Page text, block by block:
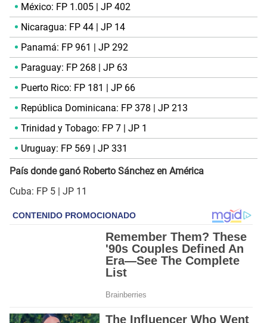
México: FP 1.005 | JP 402
Nicaragua: FP 44 | JP 14
Panamá: FP 961 | JP 292
Paraguay: FP 268 | JP 63
Puerto Rico: FP 181 | JP 66
República Dominicana: FP 378 | JP 213
Trinidad y Tobago: FP 7 | JP 1
Uruguay: FP 569 | JP 331
País donde ganó Roberto Sánchez en América
Cuba: FP 5 | JP 11